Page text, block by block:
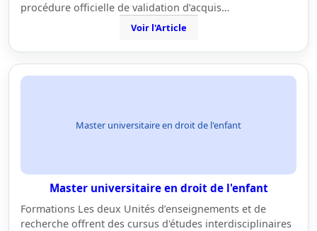
procédure officielle de validation d’acquis…
Voir l'Article
Master universitaire en droit de l'enfant
Master universitaire en droit de l'enfant
Formations Les deux Unités d’enseignements et de
recherche offrent des cursus d'études interdisciplinaires